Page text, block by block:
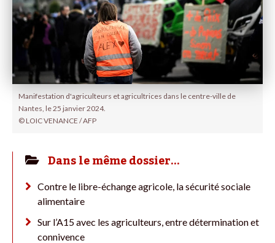
Manifestation d'agriculteurs et agricultrices dans le centre-ville de
Nantes, le 25 janvier 2024.
© LOIC VENANCE / AFP
Dans le même dossier…
Contre le libre-échange agricole, la sécurité sociale
alimentaire
Sur l’A15 avec les agriculteurs, entre détermination et
connivence